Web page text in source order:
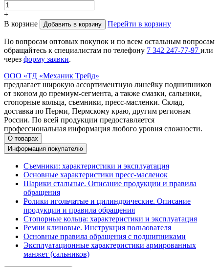
+
В корзине
Добавить в корзину Перейти в корзину
По вопросам оптовых покупок и по всем остальным вопросам
обращайтесь к специалистам по телефону 7 342 247-77-97 или
через форму заявки.
ООО «ТД «Механик Трейд»
предлагает широкую ассортиментную линейку подшипников
от эконом до премиум-сегмента, а также смазки, сальники,
стопорные кольца, съемники, пресс-масленки. Склад,
доставка по Перми, Пермскому краю, другим регионам
России. По всей продукции предоставляется
профессиональная информация любого уровня сложности.
О товарах
Информация покупателю
Съемники: характеристики и эксплуатация
Основные характеристики пресс‑масленок
Шарики стальные. Описание продукции и правила
обращения
Ролики игольчатые и цилиндрические. Описание
продукции и правила обращения
Стопорные кольца: характеристики и эксплуатация
Ремни клиновые. Инструкция пользователя
Основные правила обращения с подшипниками
Эксплуатационные характеристики армированных
манжет (сальников)